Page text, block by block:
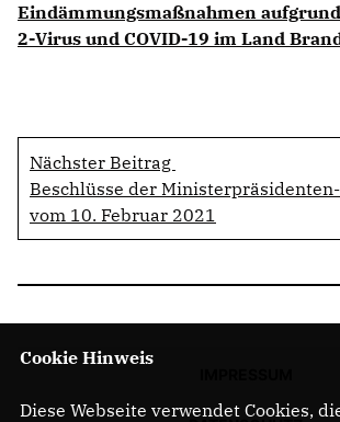
Eindämmungsmaßnahmen aufgrund
2-Virus und COVID-19 im Land
Nächster Beitrag
Beschlüsse der
vom 10. Februar 2021
Cookie Hinweis
Diese Webseite verwendet Cookies,